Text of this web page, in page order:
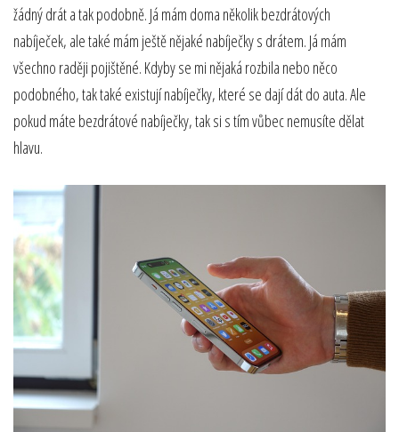
žádný drát a tak podobně. Já mám doma několik bezdrátových
nabíječek, ale také mám ještě nějaké nabíječky s drátem. Já mám
všechno raději pojištěné. Kdyby se mi nějaká rozbila nebo něco
podobného, tak také existují nabíječky, které se dají dát do auta. Ale
pokud máte bezdrátové nabíječky, tak si s tím vůbec nemusíte dělat
hlavu.